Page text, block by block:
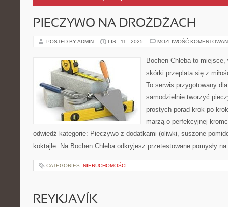
PIECZYWO NA DROŻDŻACH
POSTED BY ADMIN LIS - 11 - 2025 MOŻLIWOŚĆ
Bochen Chleba to
skórki przeplata się z
To serwis przygotowany
samodzielnie tworzyć
prostych porad krok po
marzą o perfekcyjnej
odwiedź kategorię: Pieczywo z dodatkami (oliwki, suszone
koktajle. Na Bochen Chleba odkryjesz przetestowane pomysły
CATEGORIES: NIERUCHOMOŚCI
REYKJAVÍK